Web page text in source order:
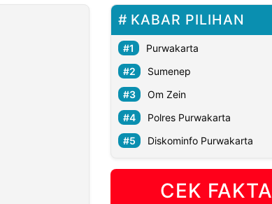
KABAR PILIHAN
Purwakarta
Sumenep
Om Zein
Polres Purwakarta
Diskominfo Purwakarta
CEK FAKTA